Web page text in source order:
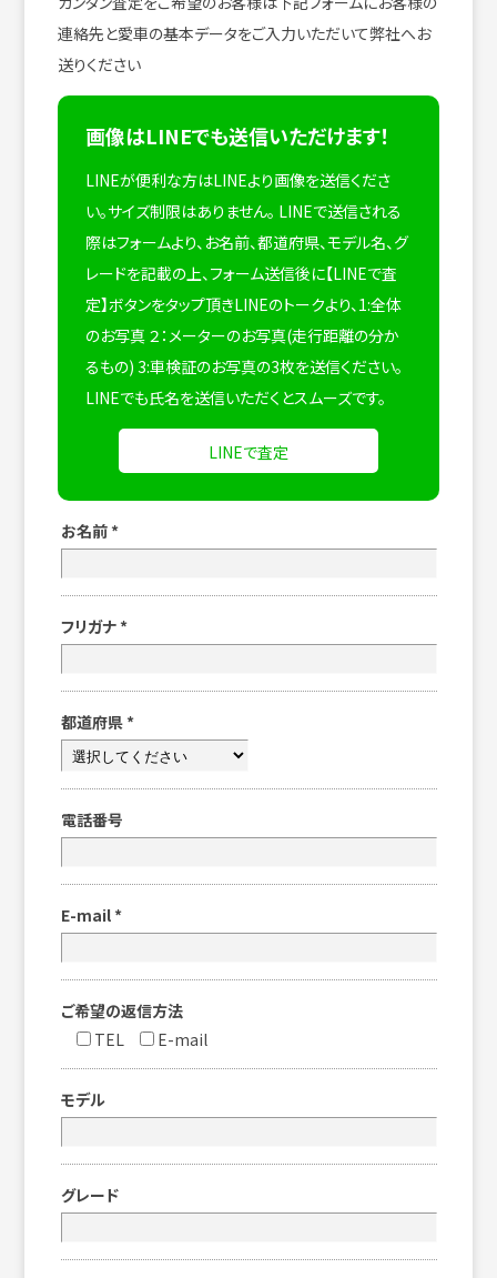
連絡先と愛車の基本データをご入力いただいて弊社へお
送りください
画像はLINEでも送信いただけます！
LINEが便利な方はLINEより画像を送信くださ
い。サイズ制限はありません。 LINEで送信される
際はフォームより、お名前、都道府県、モデル名、グ
レードを記載の上、フォーム送信後に【LINEで査
定】ボタンをタップ頂きLINEのトークより、1:全体
のお写真 ２：メーターのお写真(走行距離の分か
るもの) 3:車検証のお写真の3枚を送信ください。
LINEでも氏名を送信いただくとスムーズです。
LINEで査定
お名前 *
フリガナ *
都道府県 *
電話番号
E-mail *
ご希望の返信方法
TEL
E-mail
モデル
グレード